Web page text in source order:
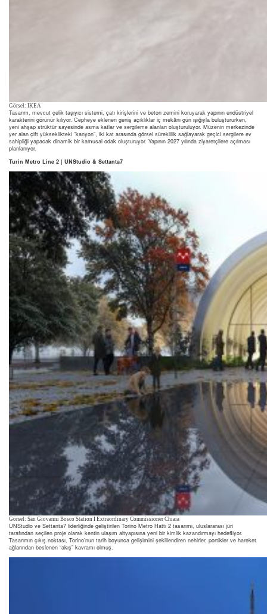
Görsel: IKEA
Tasarım, mevcut çelik taşıyıcı sistemi, çatı kirişlerini ve beton zemini koruyarak yapının endüstriyel
karakterini görünür kılıyor. Cepheye eklenen geniş açıklıklar iç mekânı gün ışığıyla buluştururken,
yeni ahşap strüktür sayesinde asma katlar ve sergileme alanları oluşturuluyor. Müzenin merkezinde
yer alan çift yükseklikteki “kanyon”, iki kat arasında görsel süreklilik sağlayarak geçici sergilere ev
sahipliği yapacak dinamik bir kamusal odak oluşturuyor. Yapının 2027 yılında ziyaretçilere açılması
planlanıyor.
Turin Metro Line 2 | UNStudio & Settanta7
Görsel: San Giovanni Bosco Station I Extraordinary Commissioner Chiaia
UNStudio ve Settanta7 liderliğinde geliştirilen Torino Metro Hattı 2 tasarımı, uluslararası jüri
tarafından seçilen proje olarak kentin ulaşım altyapısına yeni bir kimlik kazandırmayı hedefliyor.
Tasarımın çıkış noktası, Torino’nun tarih boyunca gelişimini şekillendiren nehirler, portikler ve hareket
ağlarından beslenen “akış” kavramı olmuş.